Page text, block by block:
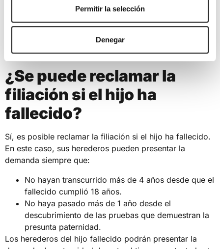
Permitir la selección
Denegar
filiación o para impugnarla si ya ha sido legalmente
determinada. Si alguna de estas personas ha fallecido,
(Artículo 766 de la Ley de Enjuiciamiento Civil)
¿Se puede reclamar la
filiación si el hijo ha
fallecido?
Sí, es posible reclamar la filiación si el hijo ha fallecido.
En este caso, sus herederos pueden presentar la
demanda siempre que:
No hayan transcurrido más de 4 años desde que el
fallecido cumplió 18 años.
No haya pasado más de 1 año desde el
descubrimiento de las pruebas que demuestran la
presunta paternidad.
Los herederos del hijo fallecido podrán presentar la